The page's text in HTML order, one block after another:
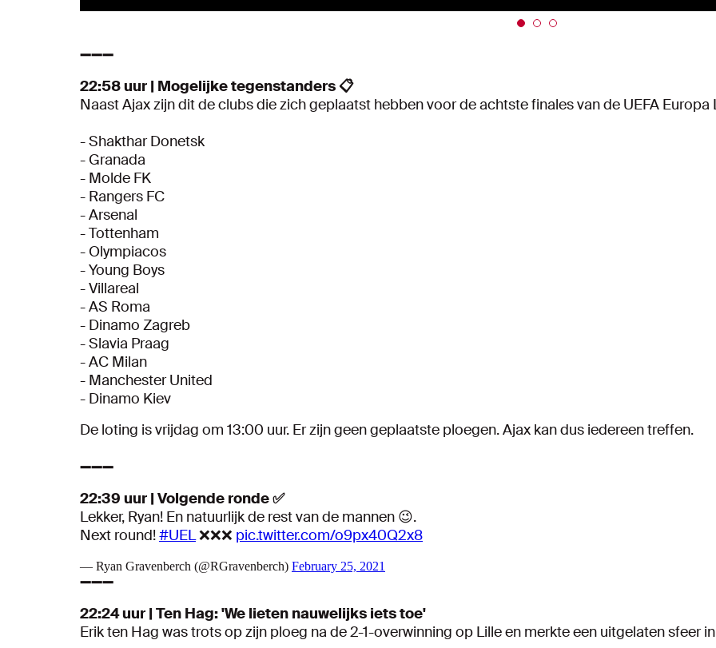
➖➖➖
22:58 uur | Mogelijke tegenstanders 📋
Naast Ajax zijn dit de clubs die zich geplaatst hebben voor de achtste finales van de UEFA Europa
- Shakthar Donetsk
- Granada
- Molde FK
- Rangers FC
- Arsenal
- Tottenham
- Olympiacos
- Young Boys
- Villareal
- AS Roma
- Dinamo Zagreb
- Slavia Praag
- AC Milan
- Manchester United
- Dinamo Kiev
De loting is vrijdag om 13:00 uur. Er zijn geen geplaatste ploegen. Ajax kan dus iedereen treffen.
➖➖➖
22:39 uur | Volgende ronde ✅
Lekker, Ryan! En natuurlijk de rest van de mannen 😉.
Next round!#UEL❌❌❌ pic.twitter.com/o9px40Q2x8
— Ryan Gravenberch (@RGravenberch) February 25, 2021
➖➖➖
22:24 uur | Ten Hag: 'We lieten nauwelijks iets toe'
Erik ten Hag was trots op zijn ploeg na de 2-1-overwinning op Lille en merkte een uitgelaten sfeer